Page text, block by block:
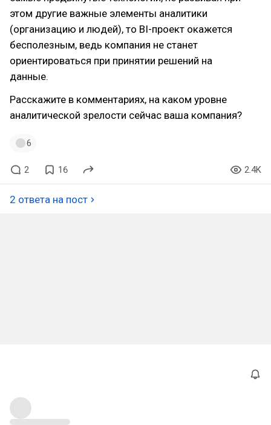
этом другие важные элементы аналитики
(организацию и людей), то BI-проект окажется
бесполезным, ведь компания не станет
ориентироваться при принятии решений на
данные.
Расскажите в комментариях, на каком уровне
аналитической зрелости сейчас ваша компания?
6
2 16 2.4K
2 ответа на пост